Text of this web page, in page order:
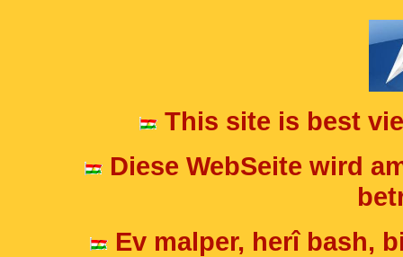
This site is best
Diese WebSeite wird
Ev malper, herî bash,